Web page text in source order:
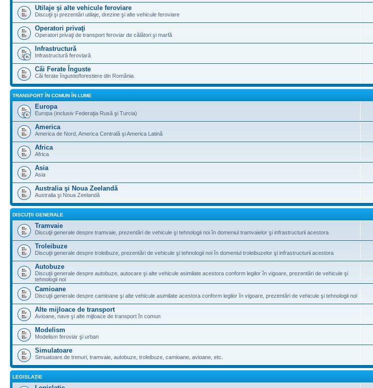
Utilaje şi alte vehicule feroviare
Discuţii şi prezentări utilaje, drezine şi alte vehicule feroviare
Operatori privaţi
Operatori privaţi de transport feroviar de călători şi marfă
Infrastructură
Infrastructură feroviară
Căi Ferate Înguste
Căi ferate înguste/forestiere din România
TRANSPORT ÎN COMUN ÎN LUME
Europa
Europa (inclusiv Federaţia Rusă şi Turcia)
America
America de Nord, America Centrală şi America Latină
Africa
Africa
Asia
Asia
Australia şi Noua Zeelandă
Australia şi Noua Zeelandă
DISCUŢII GENERALE
Tramvaie
Discuţii generale despre tramvaie, prezentări de vehicule şi tehnologii noi în domeniul tramvaielor şi infrastructurii acestora
Troleibuze
Discuţii generale despre troleibuze, prezentări de vehicule şi tehnologii noi în domeniul troleibuzelor şi infrastructurii acestora
Autobuze
Discuţii generale despre autobuze, autocare şi alte vehicule asimilate acestora conform legilor în vigoare, prezentări de vehicule şi
tehnologii noi
Camioane
Discuţii generale despre camioane şi alte vehicule asimilate acestora conform legilor în vigoare, prezentări de vehicule şi tehnologii noi
Alte mijloace de transport
Avioane, nave şi alte mijloace de transport în comun
Modelism
Modelism feroviar şi urban
Simulatoare
Simuatoare de trenuri, tramvaie, autobuze, troleibuze, camioane, avioane, etc.
LEGISLAŢIE